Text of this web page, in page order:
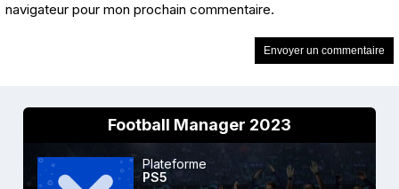
navigateur pour mon prochain commentaire.
Football Manager 2023
Plateforme
PS5